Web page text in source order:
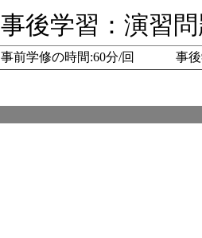
事後学習：演習
事前学修の時間:60分/回 事後